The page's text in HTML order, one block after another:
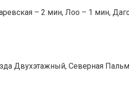
– 2 мин, Лоо – 1 мин,
Двухэтажный, Северная